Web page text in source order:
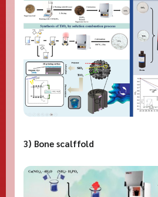
3) Bone scalffold